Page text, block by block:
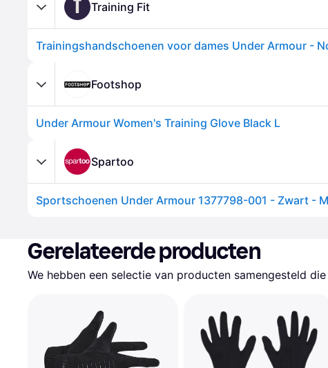
T Training Fit
Trainingshandschoenen voor dames Under Armour -
Footshop
Under Armour Women's Training Glove Black L
Spartoo
Sportschoenen Under Armour 1377798-001 - Zwart - M
Gerelateerde producten
We hebben een selectie van producten samengesteld